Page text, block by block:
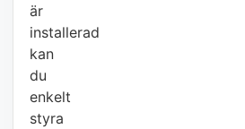
är
installerad
kan
du
enkelt
styra